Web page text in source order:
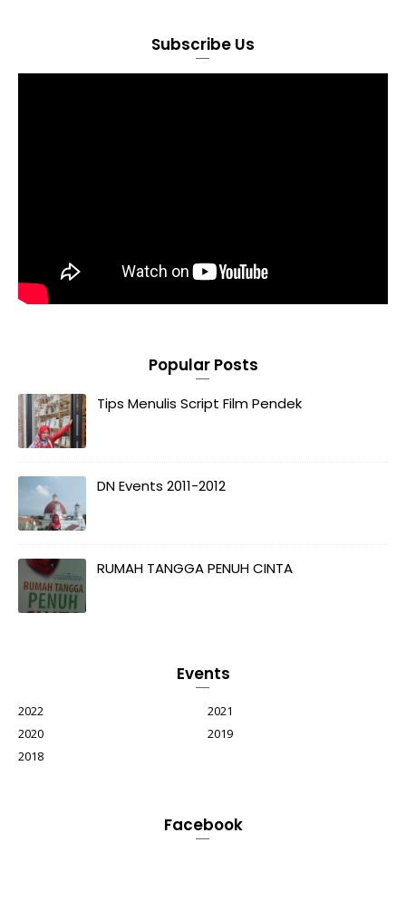
Subscribe Us
Popular Posts
Tips Menulis Script Film Pendek
DN Events 2011-2012
RUMAH TANGGA PENUH CINTA
Events
2022
2021
2020
2019
2018
Facebook